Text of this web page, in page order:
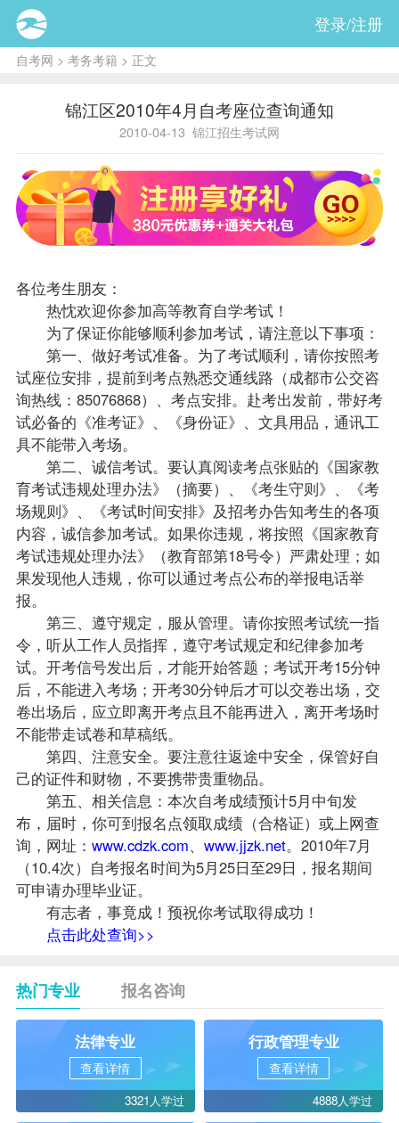
登录/注册
自考网 > 考务考籍 > 正文
锦江区2010年4月自考座位查询通知
2010-04-13 锦江招生考试网
各位考生朋友：
热忱欢迎你参加高等教育自学考试！
为了保证你能够顺利参加考试，请注意以下事项：
第一、做好考试准备。为了考试顺利，请你按照考
试座位安排，提前到考点熟悉交通线路（成都市公交咨
询热线：85076868）、考点安排。赴考出发前，带好考
试必备的《准考证》、《身份证》、文具用品，通讯工
具不能带入考场。
第二、诚信考试。要认真阅读考点张贴的《国家教
育考试违规处理办法》（摘要）、《考生守则》、《考
场规则》、《考试时间安排》及招考办告知考生的各项
内容，诚信参加考试。如果你违规，将按照《国家教育
考试违规处理办法》（教育部第18号令）严肃处理；如
果发现他人违规，你可以通过考点公布的举报电话举
报。
第三、遵守规定，服从管理。请你按照考试统一指
令，听从工作人员指挥，遵守考试规定和纪律参加考
试。开考信号发出后，才能开始答题；考试开考15分钟
后，不能进入考场；开考30分钟后才可以交卷出场，交
卷出场后，应立即离开考点且不能再进入，离开考场时
不能带走试卷和草稿纸。
第四、注意安全。要注意往返途中安全，保管好自
己的证件和财物，不要携带贵重物品。
第五、相关信息：本次自考成绩预计5月中旬发
布，届时，你可到报名点领取成绩（合格证）或上网查
询，网址： www.cdzk.com、 www.jjzk.net。2010年7月
（10.4次） 自考报名时间为5月25日至29日，报名期间
可申请办理毕业证。
有志者，事竟成！预祝你考试取得成功！
点击此处查询>>
热门专业 报名咨询
法律专业
查看详情
3321人学过
行政管理专业
查看详情
4888人学过